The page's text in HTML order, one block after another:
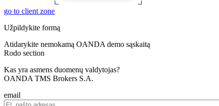
go to client zone
Užpildykite formą
Atidarykite nemokamą OANDA demo sąskaitą
Rodo section
Kas yra asmens duomenų valdytojas?
OANDA TMS Brokers S.A.
email